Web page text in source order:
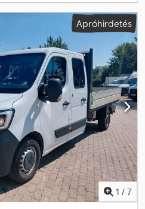
Apróhirdetés
1 / 7